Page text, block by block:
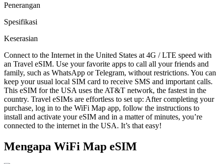
Penerangan
Spesifikasi
Keserasian
Connect to the Internet in the United States at 4G / LTE speed with
an Travel eSIM. Use your favorite apps to call all your friends and
family, such as WhatsApp or Telegram, without restrictions. You can
keep your usual local SIM card to receive SMS and important calls.
This eSIM for the USA uses the AT&T network, the fastest in the
country. Travel eSIMs are effortless to set up: After completing your
purchase, log in to the WiFi Map app, follow the instructions to
install and activate your eSIM and in a matter of minutes, you’re
connected to the internet in the USA. It’s that easy!
Mengapa WiFi Map eSIM